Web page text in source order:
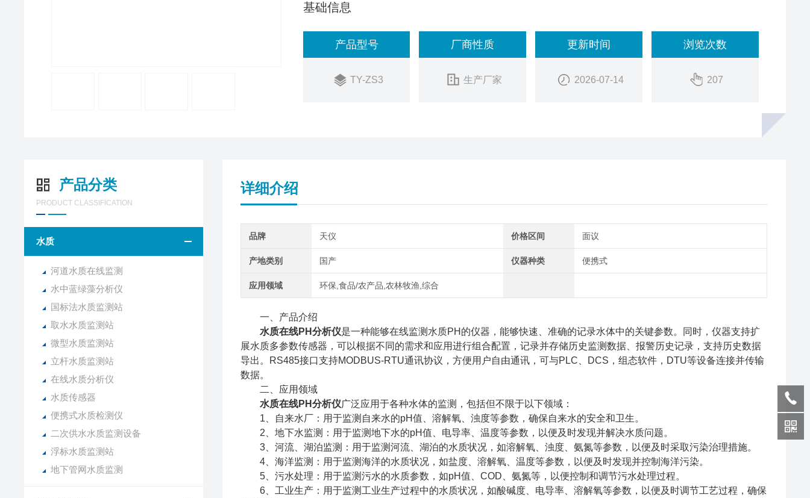
基础信息
产品型号
TY-ZS3
厂商性质
生产厂家
更新时间
2026-07-14
浏览次数
207
产品分类
PRODUCT CLASSIFICATION
水质
河道水质在线监测
水中蓝绿藻分析仪
国标法水质监测站
取水水质监测站
微型水质监测站
立杆水质监测站
在线水质分析仪
水质传感器
便携式水质检测仪
二次供水水质监测设备
浮标水质监测站
地下管网水质监测
详细介绍
品牌 天仪 价格区间 面议
产地类别 国产 仪器种类 便携式
应用领域 环保,食品/农产品,农林牧渔,综合
一、产品介绍
水质在线PH分析仪是一种能够在线监测水质PH的仪器，能够快速、准确的记录水体中的关键参数。同时，仪器支持扩
展水质多参数传感器，可以根据不同的需求和应用进行组合配置，记录并存储历史监测数据、报警历史记录，支持历史数据
导出。RS485接口支持MODBUS-RTU通讯协议，方便用户自由通讯，可与PLC、DCS，组态软件，DTU等设备连接并传输
数据。
二、应用领域
水质在线PH分析仪广泛应用于各种水体的监测，包括但不限于以下领域：
1、自来水厂：用于监测自来水的pH值、溶解氧、浊度等参数，确保自来水的安全和卫生。
2、地下水监测：用于监测地下水的pH值、电导率、温度等参数，以便及时发现并解决水质问题。
3、河流、湖泊监测：用于监测河流、湖泊的水质状况，如溶解氧、浊度、氨氮等参数，以便及时采取污染治理措施。
4、海洋监测：用于监测海洋的水质状况，如盐度、溶解氧、温度等参数，以便及时发现并控制海洋污染。
5、污水处理：用于监测污水的水质参数，如pH值、COD、氨氮等，以便控制和调节污水处理过程。
6、工业生产：用于监测工业生产过程中的水质状况，如酸碱度、电导率、溶解氧等参数，以便及时调节工艺过程，确保